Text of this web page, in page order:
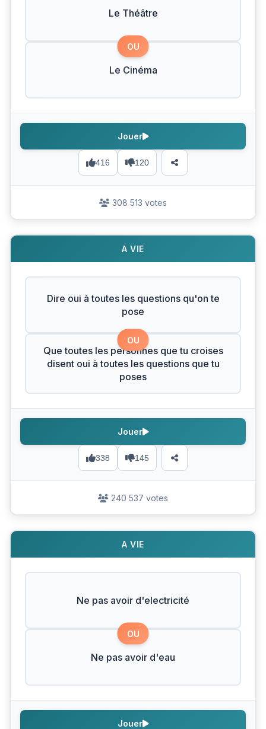
Le Théâtre
OU
Le Cinéma
416 120
Jouer
308 513 votes
A VIE
Dire oui à toutes les questions qu'on te
pose
OU
Que toutes les personnes que tu croises
disent oui à toutes les questions que tu
poses
338 145
Jouer
240 537 votes
A VIE
Ne pas avoir d'electricité
OU
Ne pas avoir d'eau
Jouer